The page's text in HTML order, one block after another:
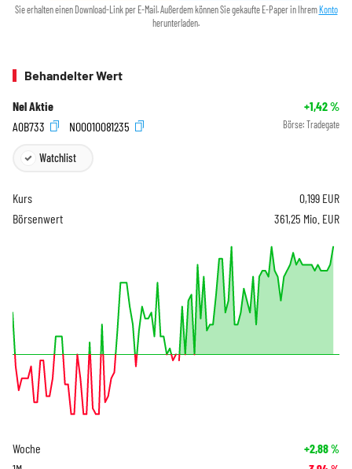
Sie erhalten einen Download-Link per E-Mail. Außerdem können Sie gekaufte E-Paper in Ihrem Konto
herunterladen.
Behandelter Wert
Nel Aktie +1,42%
A0B733
NO0010081235 Börse: Tradegate
Watchlist
Kurs 0,199 EUR
Börsenwert
361,25 Mio. EUR
Woche +2,88%